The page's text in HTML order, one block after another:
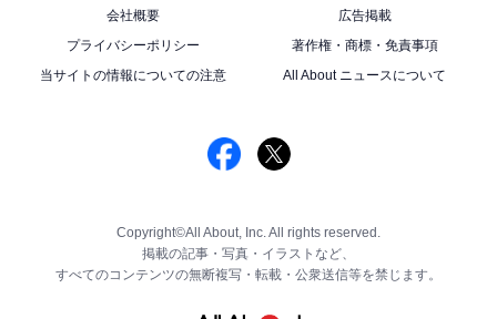
会社概要
広告掲載
プライバシーポリシー
著作権・商標・免責事項
当サイトの情報についての注意
All About ニュースについて
Copyright©All About, Inc. All rights reserved.
掲載の記事・写真・イラストなど、
すべてのコンテンツの無断複写・転載・公衆送信等を禁じます。